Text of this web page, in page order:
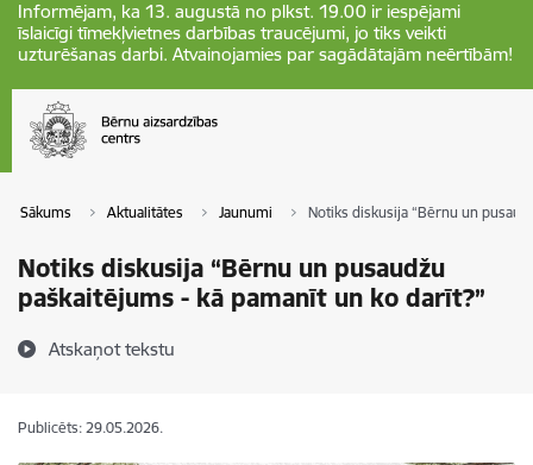
Informējam, ka 13. augustā no plkst. 19.00 ir iespējami
īslaicīgi tīmekļvietnes darbības traucējumi, jo tiks veikti
uzturēšanas darbi. Atvainojamies par sagādātajām neērtībām!
Sākums Aktualitātes Jaunumi Notiks diskusija “Bērnu un
Notiks diskusija “Bērnu un pusaudžu
paškaitējums - kā pamanīt un ko darīt?”
Atskaņot tekstu
Publicēts: 29.05.2026.